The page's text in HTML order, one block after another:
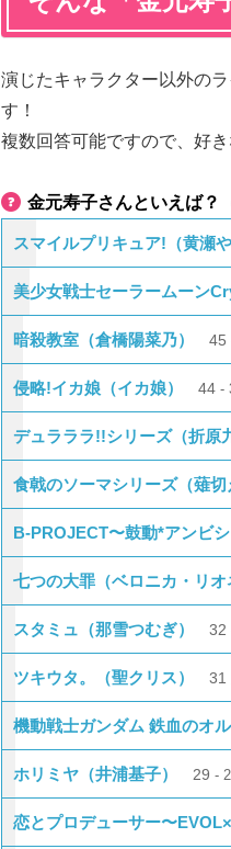
演じたキャラクター以外の
す！
複数回答可能ですので、好
金元寿子さんといえば？
スマイルプリキュア!（黄瀬
美少女戦士セーラームーン
暗殺教室（倉橋陽菜乃） 45
侵略!イカ娘（イカ娘） 44
デュラララ!!シリーズ（折原
食戟のソーマシリーズ（薙切
B-PROJECT〜鼓動*アンビシ
七つの大罪（ベロニカ・リオ
スタミュ（那雪つむぎ） 32
ツキウタ。（聖クリス） 31
機動戦士ガンダム 鉄血のオ
ホリミヤ（井浦基子） 29
恋とプロデューサー〜